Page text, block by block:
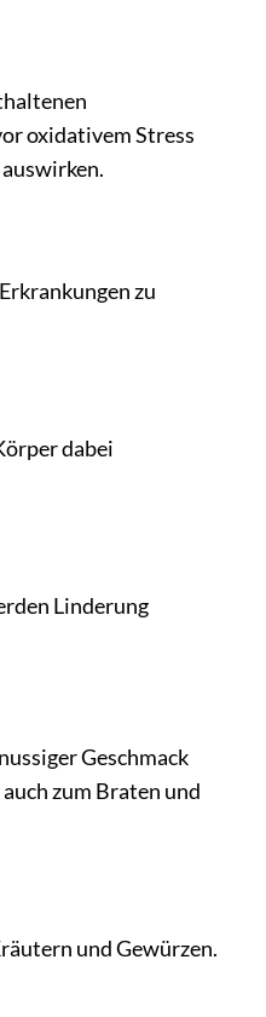
oxidativem Stress
zu
dabei
Linderung
Geschmack
zum Braten und
und Gewürzen.